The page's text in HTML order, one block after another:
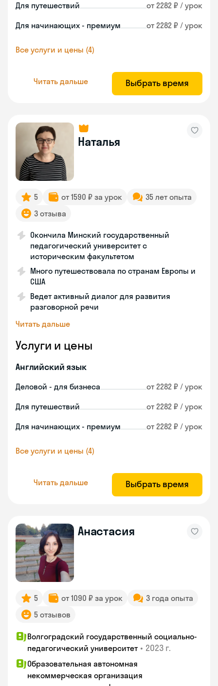
Для путешествий от 2282 ₽ / урок
Для начинающих - премиум от 2282 ₽ / урок
Все услуги и цены (4)
Читать дальше Выбрать время
Наталья
5 от 1590 ₽ за урок
35 лет опыта
3 отзыва
Окончила Минский государственный
педагогический университет с
историческим факультетом
Много путешествовала по странам Европы и
США
Ведет активный диалог для развития
разговорной речи
Читать дальше
Услуги и цены
Английский язык
Деловой - для бизнеса от 2282 ₽ / урок
Для путешествий от 2282 ₽ / урок
Для начинающих - премиум от 2282 ₽ / урок
Все услуги и цены (4)
Читать дальше Выбрать время
Анастасия
5 от 1090 ₽ за урок
3 года опыта
5 отзывов
Волгоградский государственный социально-
педагогический университет • 2023 г.
Образовательная автономная
некоммерческая организация